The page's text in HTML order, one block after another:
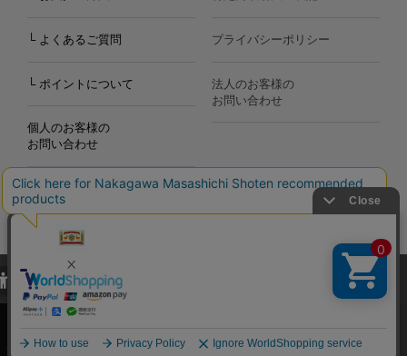
└ よくあるご質問
└ ポイントについて
個人のお客様の
お問い合わせ
プライバシーポリシー
法人のお客様の
お問い合わせ
Copyright©2000-2026
Nakagawa Masashichi Shoten All Rights Reserved.
当サイトでは、当サイト内における閲覧履歴・属性情報などの取得およ
び利便性向上のためにクッキー（Cookie）を使用いたします。詳細に
関しては「プライバシーポリシー
承諾する